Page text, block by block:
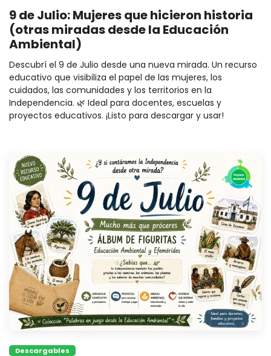
9 de Julio: Mujeres que hicieron historia
(otras miradas desde la Educación
Ambiental)
Descubrí el 9 de Julio desde una nueva mirada. Un recurso
educativo que visibiliza el papel de las mujeres, los
cuidados, las comunidades y los territorios en la
Independencia. 🌿 Ideal para docentes, escuelas y
proyectos educativos. ¡Listo para descargar y usar!
Descargables